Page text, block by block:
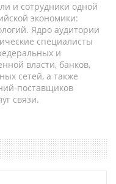
и сотрудники одной
экономики:
Ядро аудитории
специалисты
и
власти, банков,
сетей, а также
поставщиков
связи.